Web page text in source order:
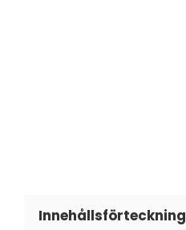
Innehållsförteckning